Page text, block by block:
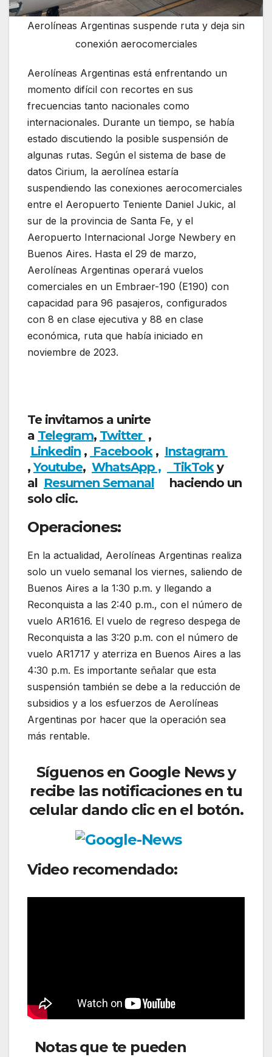
Aerolíneas Argentinas suspende ruta y deja sin
conexión aerocomerciales
Aerolíneas Argentinas está enfrentando un
momento difícil con recortes en sus
frecuencias tanto nacionales como
internacionales. Durante un tiempo, se había
estado discutiendo la posible suspensión de
algunas rutas. Según el sistema de base de
datos Cirium, la aerolínea estaría
suspendiendo las conexiones aerocomerciales
entre el Aeropuerto Teniente Daniel Jukic, al
sur de la provincia de Santa Fe, y el
Aeropuerto Internacional Jorge Newbery en
Buenos Aires. Hasta el 29 de marzo,
Aerolíneas Argentinas operará vuelos
comerciales en un Embraer-190 (E190) con
capacidad para 96 pasajeros, configurados
con 8 en clase ejecutiva y 88 en clase
económica, ruta que había iniciado en
noviembre de 2023.
Te invitamos a unirte
a Telegram, Twitter ,
Linkedin , Facebook, Instagram
,Youtube, WhatsApp , TikToky
al Resumen Semanal haciendo un
solo clic.
Operaciones:
En la actualidad, Aerolíneas Argentinas realiza
solo un vuelo semanal los viernes, saliendo de
Buenos Aires a la 1:30 p.m. y llegando a
Reconquista a las 2:40 p.m., con el número de
vuelo AR1616. El vuelo de regreso despega de
Reconquista a las 3:20 p.m. con el número de
vuelo AR1717 y aterriza en Buenos Aires a las
4:30 p.m. Es importante señalar que esta
suspensión también se debe a la reducción de
subsidios y a los esfuerzos de Aerolíneas
Argentinas por hacer que la operación sea
más rentable.
Síguenos en Google News y
recibe las notificaciones en tu
celular dando clic en el botón.
Video recomendado:
Notas que te pueden